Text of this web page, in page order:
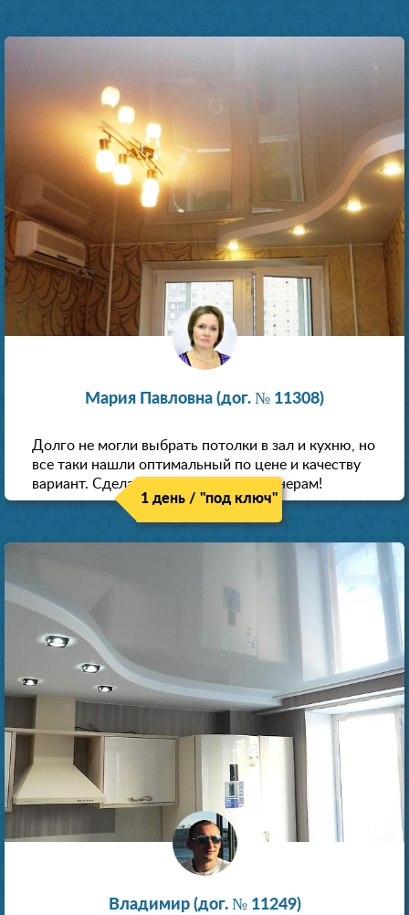
Мария Павловна (дог. № 11308)
Долго не могли выбрать потолки в зал и кухню, но
все таки нашли оптимальный по цене и качеству
вариант. Сделали скидку как пенсионерам!
1 день / "под ключ"
Владимир (дог. № 11249)